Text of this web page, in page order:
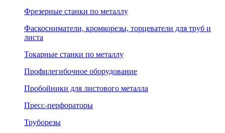
Фрезерные станки по металлу
Фаскосниматели, кромкорезы, торцеватели для труб и
листа
Токарные станки по металлу
Профилегибочное оборудование
Пробойники для листового металла
Пресс-перфораторы
Труборезы